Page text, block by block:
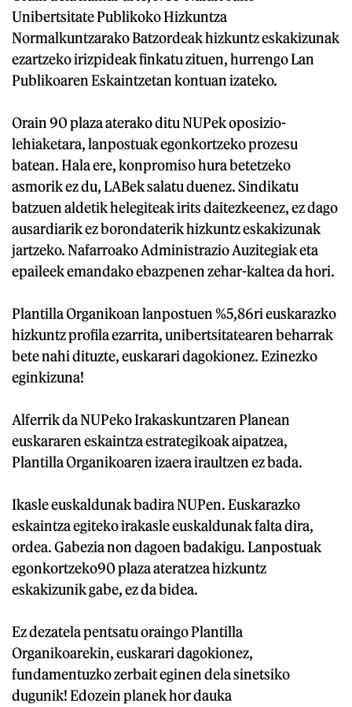
Unibertsitate Publikoko Hizkuntza
Normalkuntzarako Batzordeak hizkuntz eskakizunak
ezartzeko irizpideak finkatu zituen, hurrengo Lan
Publikoaren Eskaintzetan kontuan izateko.
Orain 90 plaza aterako ditu NUPek oposizio-
lehiaketara, lanpostuak egonkortzeko prozesu
batean. Hala ere, konpromiso hura betetzeko
asmorik ez du, LABek salatu duenez. Sindikatu
batzuen aldetik helegiteak irits daitezkeenez, ez dago
ausardiarik ez borondaterik hizkuntz eskakizunak
jartzeko. Nafarroako Administrazio Auzitegiak eta
epaileek emandako ebazpenen zehar-kaltea da hori.
Plantilla Organikoan lanpostuen %5,86ri euskarazko
hizkuntz profila ezarrita, unibertsitatearen beharrak
bete nahi dituzte, euskarari dagokionez. Ezinezko
eginkizuna!
Alferrik da NUPeko Irakaskuntzaren Planean
euskararen eskaintza estrategikoak aipatzea,
Plantilla Organikoaren izaera iraultzen ez bada.
Ikasle euskaldunak badira NUPen. Euskarazko
eskaintza egiteko irakasle euskaldunak falta dira,
ordea. Gabezia non dagoen badakigu. Lanpostuak
egonkortzeko90 plaza ateratzea hizkuntz
eskakizunik gabe, ez da bidea.
Ez dezatela pentsatu oraingo Plantilla
Organikoarekin, euskarari dagokionez,
fundamentuzko zerbait eginen dela sinetsiko
dugunik! Edozein planek hor dauka